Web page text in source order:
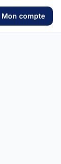
Mon compte